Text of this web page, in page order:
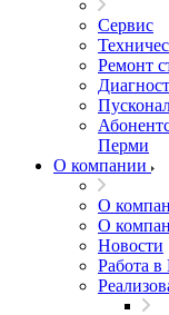
Сервис
Ремонт
Перми
О компании
О
О
Новости
Работа